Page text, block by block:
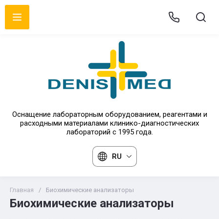
Оснащение лабораторным оборудованием, реагентами и
расходными материалами клинико-диагностических
лабораторий с 1995 года.
RU
Главная / Биохимические анализаторы
Биохимические анализаторы